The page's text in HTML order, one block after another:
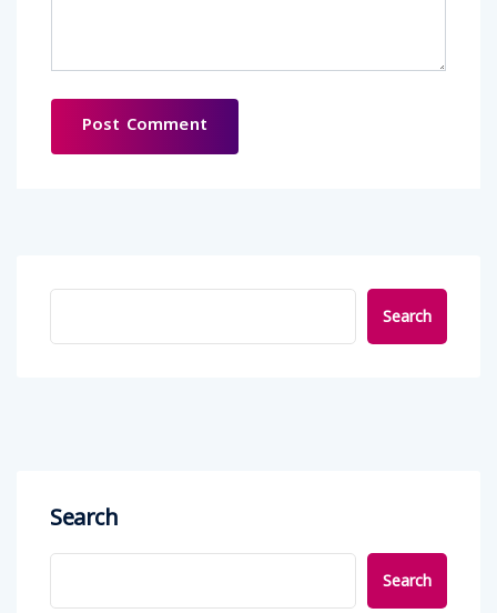
Search
Search
Search